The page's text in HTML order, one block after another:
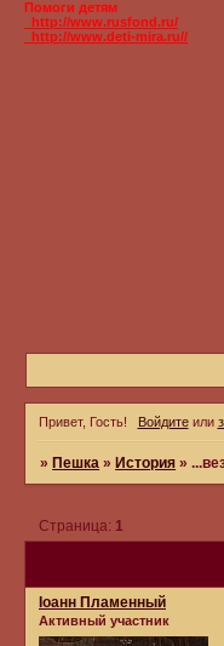
Помоги детям
_http://www.rusfond.ru/
_http://www.deti-mira.ru//
Привет, Гость! Войдитеили
» Пешка » История »
Страница: 1
Iоанн Пламенный
Активный участник